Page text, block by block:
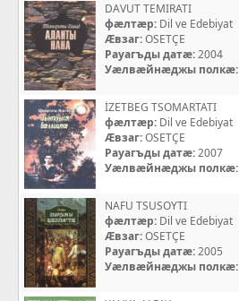
DAVUT TEMIRATI
фæлтæр: Dil ve Edebiyat
Æвзаг:OSETÇE
Рауагъды датæ:2004
Уæлвæйнæджы полкæ:
İZETBEG TSOMARTATI
фæлтæр: Dil ve Edebiyat
Æвзаг:OSETÇE
Рауагъды датæ:2007
Уæлвæйнæджы полкæ:
NAFU TSUSOYTI
фæлтæр: Dil ve Edebiyat
Æвзаг:OSETÇE
Рауагъды датæ:2005
Уæлвæйнæджы полкæ: